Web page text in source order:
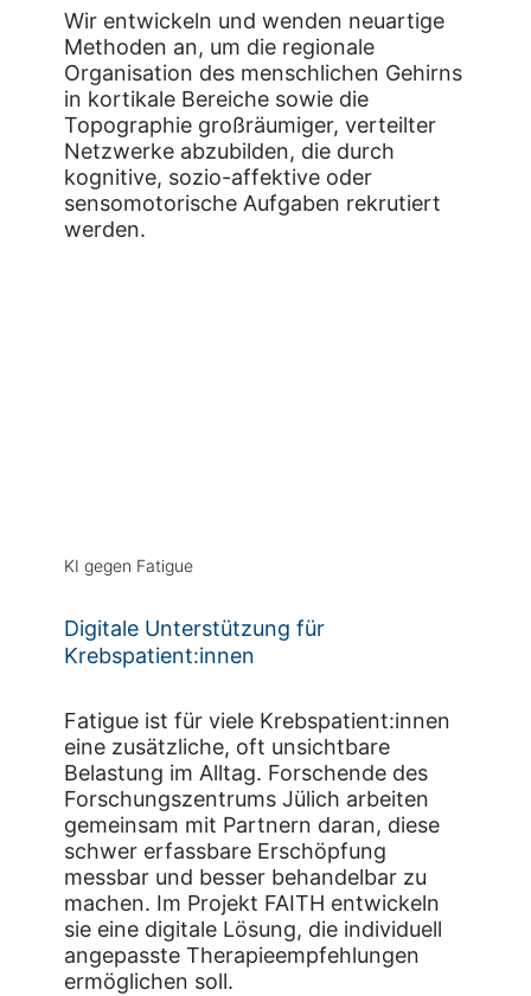
Wir entwickeln und wenden neuartige
Methoden an, um die regionale
Organisation des menschlichen Gehirns
in kortikale Bereiche sowie die
Topographie großräumiger, verteilter
Netzwerke abzubilden, die durch
kognitive, sozio-affektive oder
sensomotorische Aufgaben rekrutiert
werden.
KI gegen Fatigue
Digitale Unterstützung für
Krebspatient:innen
Fatigue ist für viele Krebspatient:innen
eine zusätzliche, oft unsichtbare
Belastung im Alltag. Forschende des
Forschungszentrums Jülich arbeiten
gemeinsam mit Partnern daran, diese
schwer erfassbare Erschöpfung
messbar und besser behandelbar zu
machen. Im Projekt FAITH entwickeln
sie eine digitale Lösung, die individuell
angepasste Therapieempfehlungen
ermöglichen soll.